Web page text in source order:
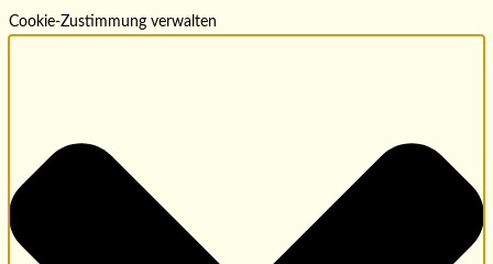
Cookie-Zustimmung verwalten